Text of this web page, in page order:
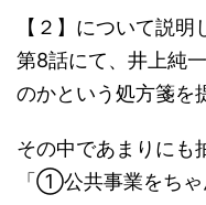
【２】について説明
第8話にて、井上純
のかという処方箋を
その中であまりにも
「①公共事業をちゃ